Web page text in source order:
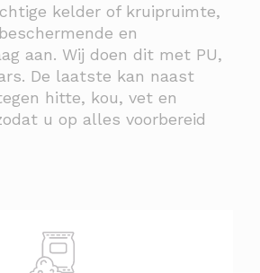
kelder of kruipruimte,
en
aan. Wij doen dit met PU,
De laatste kan naast
hitte, kou, vet en
u op alles voorbereid